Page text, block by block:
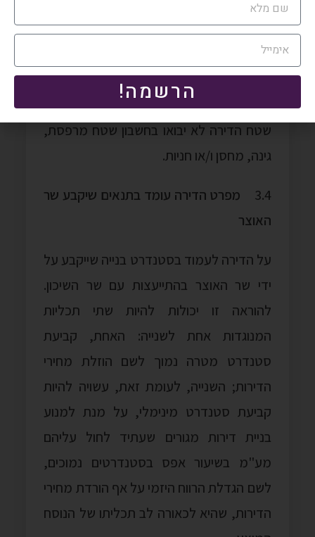
להלן, תנאי נוסף הינו, כי פורסם ערך מטר
מרובע דירתי לגוש בו מצויה הדירה.
3.3שטחהדירההוא בין 60 מ"ר ל‑140 מ"ר
יצוין כי לאור הגדרת המחיר דלעיל, בחישוב
שטח הדירה לא יבואו בחשבון שטח מרפסת,
גינה, מחסן ו/או חניות.
3.4 מפרט הדירה עומד בתנאים שיקבע שר
האוצר
על הדירה לעמוד בסטנדרט בנייה שייקבע על
ידי שר האוצר בהתייעצות עם שר השיכון.
להוראה זו יכולות להיות שתי תכליות
המנוגדות אחת לשנייה: האחת, קביעת
סטנדרט מטרה נמוך לשם הוזלת מחירי
הדירות; השנייה, לעומת זאת, עשויה להיות
קביעת סטנדרט מינימלי, על מנת למנוע
בניית דירות מגורים שעתיד לחול עליהם
מע"מ בשיעור אפס בסטנדרטים נמוכים,
לשם הגדלת הרווח היזמי על אף הורדת מחירי
הדירות, שהיא לכאורה לב תכליתו של הנוסח
הרשמה!